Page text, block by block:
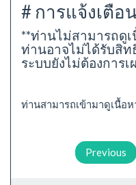
# การแจ้งเตือ
**ท่านไม่สามารถดู
ท่านอาจไม่ได้รับสิท
ระบบยังไม่ต้องการ
ท่านสามารถเข้ามาดูเนื้อห
Previous